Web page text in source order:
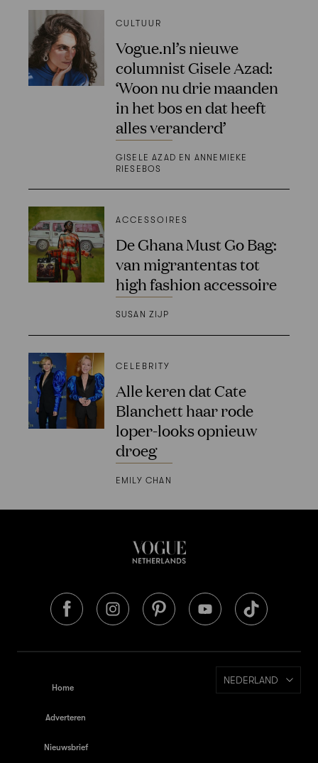
CULTUUR
Vogue.nl’s nieuwe
columnist Gisele Azad:
‘Woon nu drie maanden
in het bos en dat heeft
alles veranderd’
GISELE AZAD EN ANNEMIEKE
RIESEBOS
ACCESSOIRES
De Ghana Must Go Bag:
van migrantentas tot
high fashion accessoire
SUSAN ZIJP
CELEBRITY
Alle keren dat Cate
Blanchett haar rode
loper-looks opnieuw
droeg
EMILY CHAN
Home
Adverteren
Nieuwsbrief
NEDERLAND